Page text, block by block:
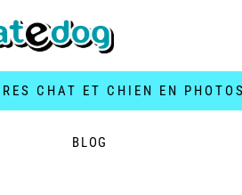
CHAT ET CHIEN EN
BLOG